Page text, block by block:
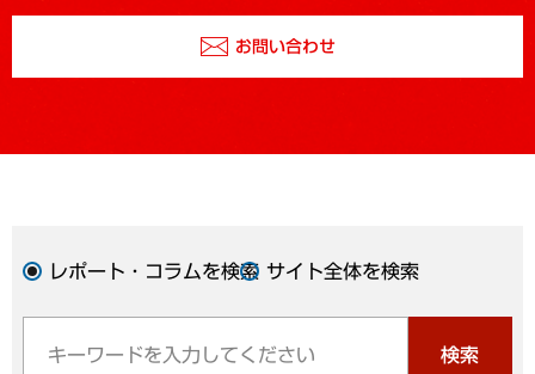
お問い合わせ
レポート・コラムを検索 サイト全体を検索
検索